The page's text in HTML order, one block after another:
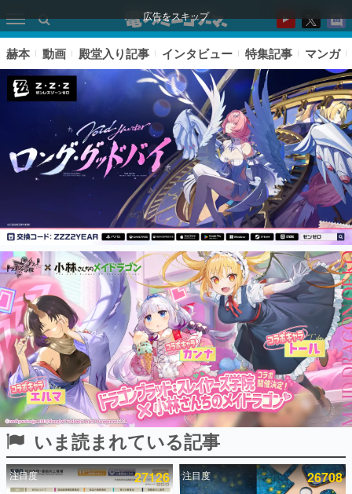
広告をスキップ
ピックアップ
電ファミのいま読まれている記事ランキング
アプリセール情報
インタビュー
連載・特集一覧
殿堂入り記事
SNS拡散数が数千以上！ ページビュー数万以上！ などな
ど。多くの人々に読まれた、電ファミ渾身の“殿堂入り”記
事をまとめました。
赫本 動画 殿堂入り記事 インタビュー 特集記事 マンガ
いま読まれている記事
注目度 27126 注目度 26708